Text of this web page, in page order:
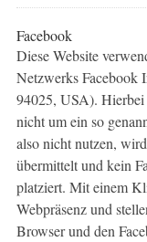
Facebook
Diese Website
Netzwerks Facebook
94025, USA).
nicht um ein so
also nicht nutzen,
übermittelt und kein
platziert. Mit einem
Webpräsenz und
Browser und den